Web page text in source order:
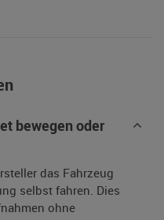
bewegen oder
das Fahrzeug
selbst fahren. Dies
ohne